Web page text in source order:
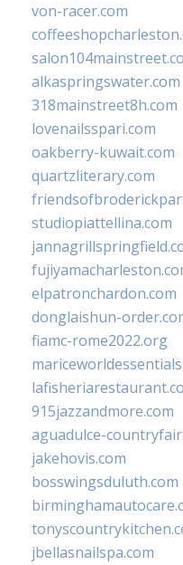
von-racer.com
alkaspringswater.com
318mainstreet8h.com
lovenailsspari.com
oakberry-kuwait.com
quartzliterary.com
studiopiattellina.com
elpatronchardon.com
donglaishun-
fiamc-rome2022.org
915jazzandmore.com
aguadulce-
jakehovis.com
bosswingsduluth.com
jbellasnailspa.com